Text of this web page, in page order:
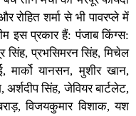
शर्मा से भी पावरप्ले में
इस प्रकार हैं: पंजाब किंग्स:
सिंह, प्रभसिमरन सिंह, मिचेल
यानसन, मुशीर खान,
सिंह, जेवियर बार्टलेट,
विजयकुमार विशाक, यश